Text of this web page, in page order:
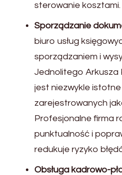
sterowanie kosztami.
Sporządzanie
biuro usług
sporządzaniem i
Jednolitego Arkusza
jest niezwykle istotne
zarejestrowanych
Profesjonalne firma
punktualność i
redukuje ryzyko
Obsługa kadrowo-